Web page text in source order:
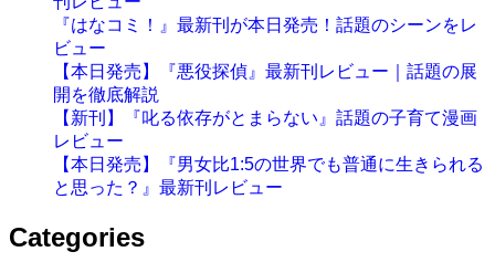
『はなコミ！』最新刊が本日発売！話題のシーンをレ
ビュー
【本日発売】『悪役探偵』最新刊レビュー｜話題の展
開を徹底解説
【新刊】『叱る依存がとまらない』話題の子育て漫画
レビュー
【本日発売】『男女比1:5の世界でも普通に生きられる
と思った？』最新刊レビュー
Categories